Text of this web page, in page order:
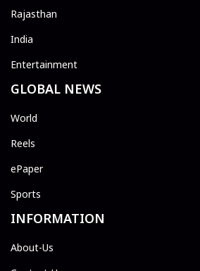
Rajasthan
India
Entertainment
GLOBAL NEWS
World
Reels
ePaper
Sports
INFORMATION
About-Us